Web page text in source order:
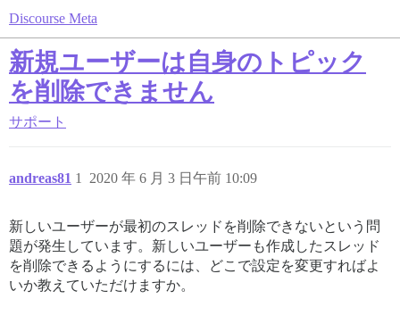
Discourse Meta
新規ユーザーは自身のトピック
を削除できません
サポート
andreas81 2020 年 6 月 3 日午前 10:09
1
新しいユーザーが最初のスレッドを削除できないという問
題が発生しています。新しいユーザーも作成したスレッド
を削除できるようにするには、どこで設定を変更すればよ
いか教えていただけますか。